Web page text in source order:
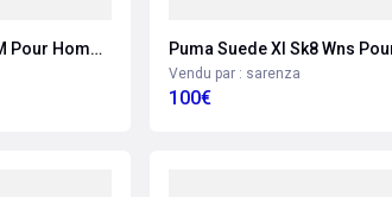
Puma Suede XL M Pour Homme
Vendu par : sarenza
100€